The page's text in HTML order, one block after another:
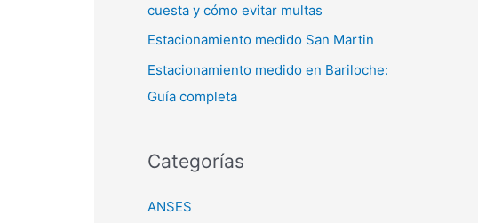
cuesta y cómo evitar multas
Estacionamiento medido San Martin
Estacionamiento medido en Bariloche:
Guía completa
Categorías
ANSES